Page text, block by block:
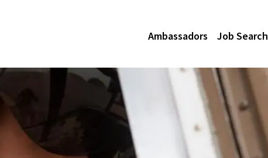
Ambassadors Job Search